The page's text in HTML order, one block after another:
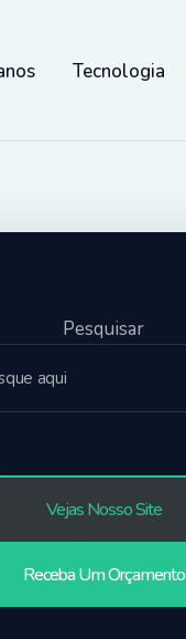
Tecnologia
Pesquisar
Vejas Nosso Site
Receba Um Orçamento